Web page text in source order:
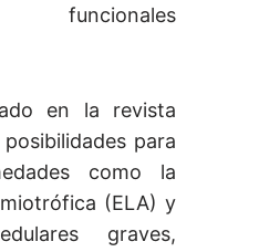
funcionales
en la revista
para
como la
(ELA) y
graves,